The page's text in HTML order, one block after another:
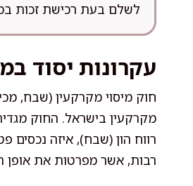
לשלם בעת רכישת זכות
עקרונות יסוד
מקרקעין בישראל. החוק
רווח הון (שבח), איזה נכסים
רבות, אשר מפרטות את אופן